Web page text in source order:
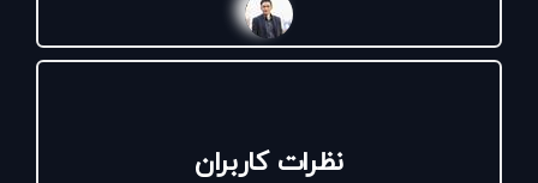
نظرات کاربران